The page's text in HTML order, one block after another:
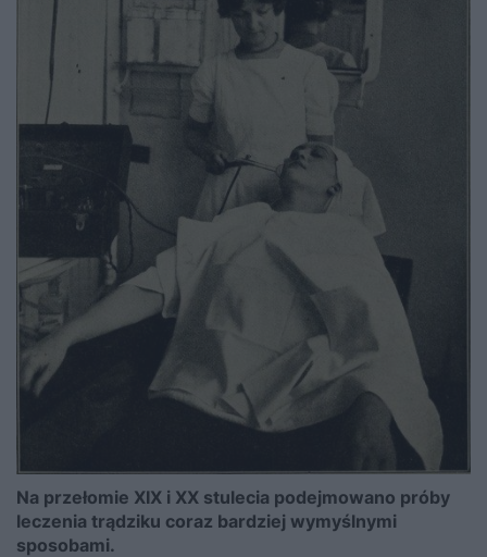
Na przełomie XIX i XX stulecia podejmowano próby
leczenia trądziku coraz bardziej wymyślnymi
sposobami.